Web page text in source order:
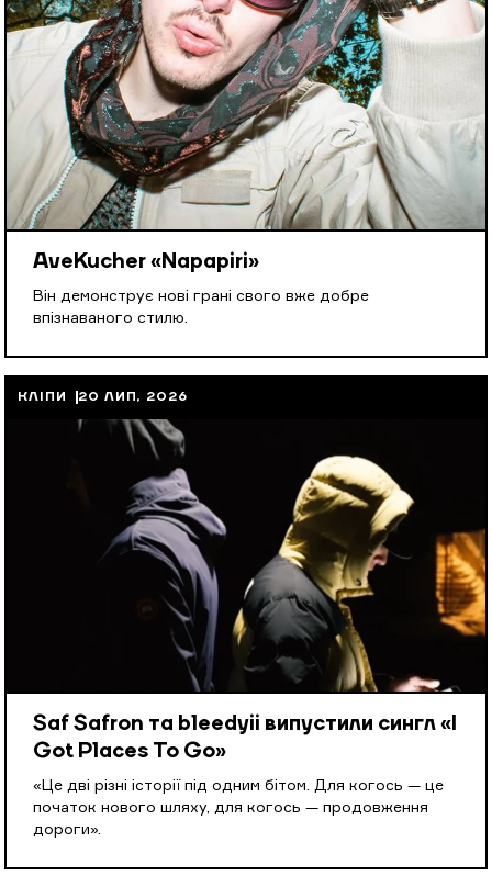
AveKucher «Napapiri»
Він демонструє нові грані свого вже добре
впізнаваного стилю.
КЛІПИ 20 ЛИП, 2026
Saf Safron та bleedyii випустили сингл «I
Got Places To Go»
«Це дві різні історії під одним бітом. Для когось — це
початок нового шляху, для когось — продовження
дороги».